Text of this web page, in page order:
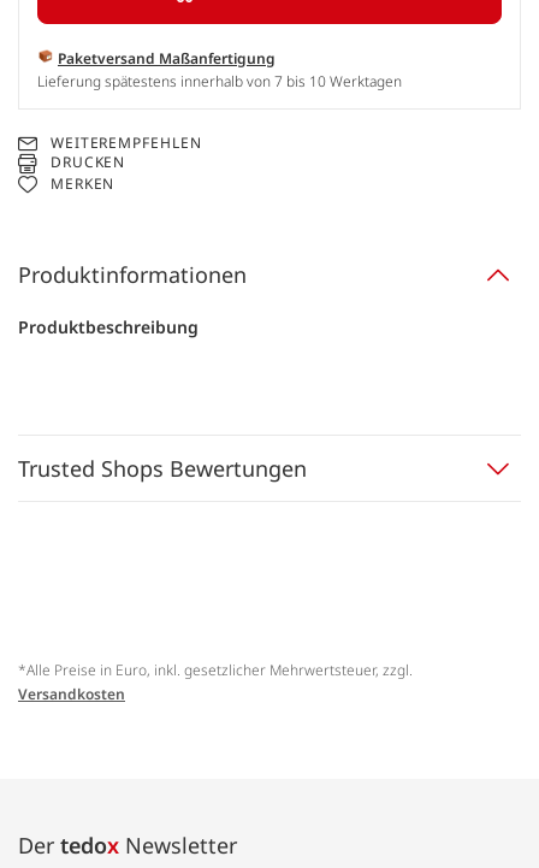
Paketversand Maßanfertigung
Lieferung spätestens innerhalb von 7 bis 10 Werktagen
WEITEREMPFEHLEN
DRUCKEN
MERKEN
Produktinformationen
Produktbeschreibung
Trusted Shops Bewertungen
*Alle Preise in Euro, inkl. gesetzlicher Mehrwertsteuer, zzgl.
Versandkosten
Der tedox Newsletter